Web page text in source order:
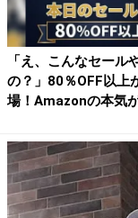
「え、こんなセール
の？」80％OFF以上
場！Amazonの本気